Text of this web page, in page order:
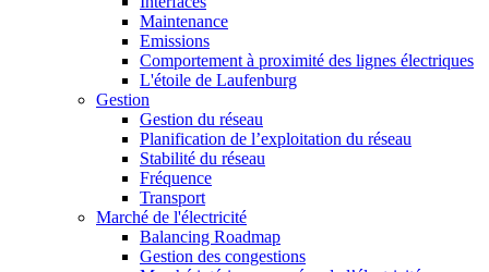
Maintenance
Emissions
Comportement à proximité des lignes électriques
L'étoile de Laufenburg
Gestion
Gestion du réseau
Planification de l’exploitation du réseau
Stabilité du réseau
Fréquence
Transport
Marché de l'électricité
Balancing Roadmap
Gestion des congestions